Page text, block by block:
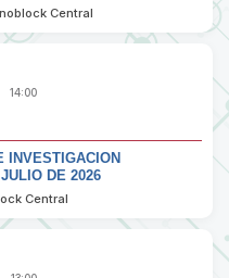
Central
14:00
INVESTIGACION
DE 2026
Central